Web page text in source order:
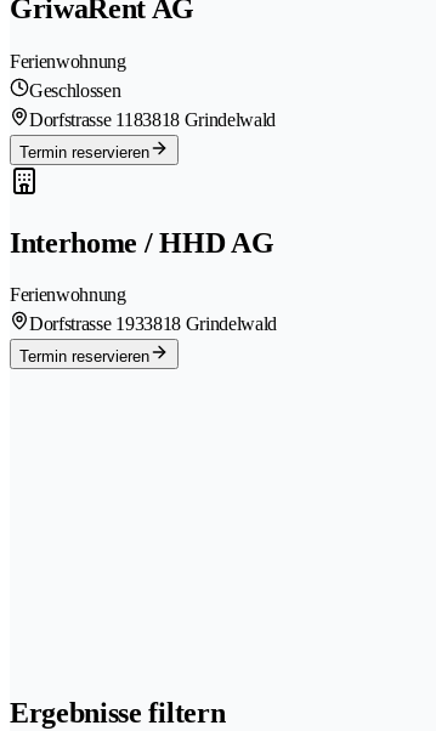
GriwaRent AG
Ferienwohnung
Geschlossen
Dorfstrasse 1183818 Grindelwald
Termin reservieren
Interhome / HHD AG
Ferienwohnung
Dorfstrasse 1933818 Grindelwald
Termin reservieren
Ergebnisse filtern